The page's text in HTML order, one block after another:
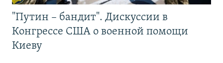
"Путин – бандит". Дискуссии в
Конгрессе США о военной помощи
Киеву